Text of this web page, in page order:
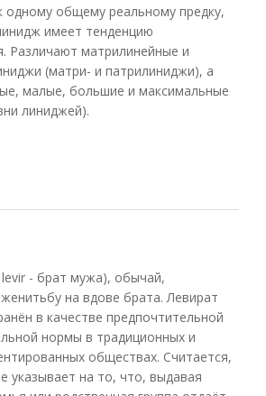
одному общему реальному предку,
имеет тенденцию
Различают матрилинейные и
(матри- и патрилиниджи), а
малые, большие и максимальные
линиджей).
- брат мужа), обычай,
на вдове брата. Левират
в качестве предпочтительной
нормы в традиционных и
обществах. Считается,
указывает на то, что, выдавая